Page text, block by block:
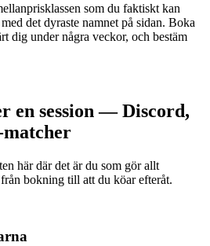
som du faktiskt kan
det dyraste namnet på sidan. Boka
dig under några veckor, och bestäm
en session — Discord,
här där det är du som gör allt
bokning till att du köar efteråt.